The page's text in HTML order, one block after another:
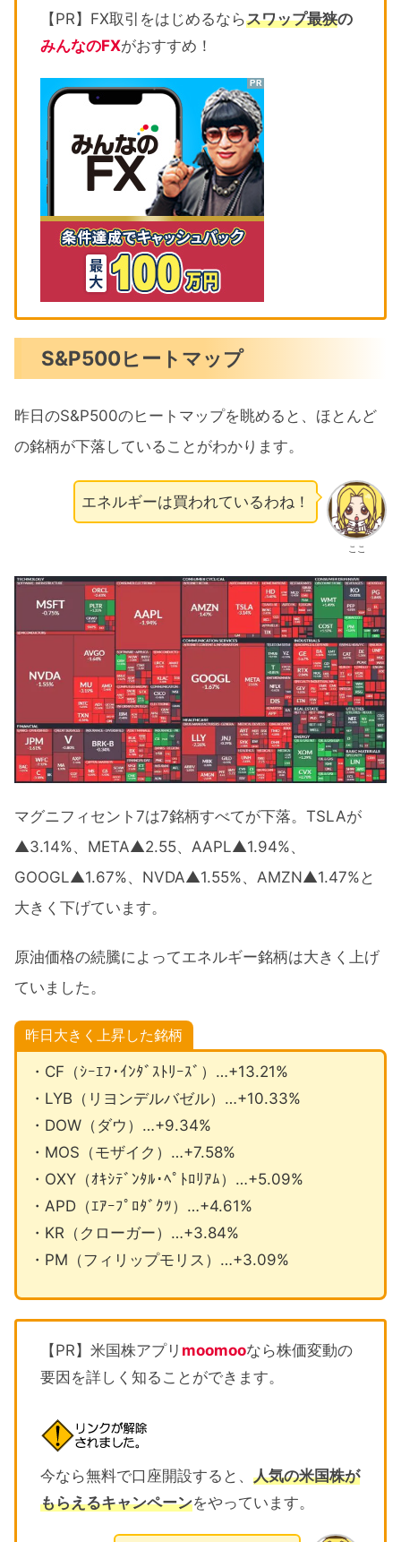
【PR】FX取引をはじめるならスワップ最狭の
みんなのFXがおすすめ！
S&P500ヒートマップ
昨日のS&P500のヒートマップを眺めると、ほとんど
の銘柄が下落していることがわかります。
ここ
エネルギーは買われているわね！
マグニフィセント7は7銘柄すべてが下落。TSLAが
▲3.14%、META▲2.55、AAPL▲1.94%、
GOOGL▲1.67%、NVDA▲1.55%、AMZN▲1.47%と
大きく下げています。
原油価格の続騰によってエネルギー銘柄は大きく上げ
ていました。
昨日大きく上昇した銘柄
・CF（ｼｰｴﾌ･ｲﾝﾀﾞｽﾄﾘｰｽﾞ）…+13.21%
・LYB（リヨンデルバゼル）…+10.33%
・DOW（ダウ）…+9.34%
・MOS（モザイク）…+7.58%
・OXY（ｵｷｼﾃﾞﾝﾀﾙ･ﾍﾟﾄﾛﾘｱﾑ）…+5.09%
・APD（ｴｱｰﾌﾟﾛﾀﾞｸﾂ）…+4.61%
・KR（クローガー）…+3.84%
・PM（フィリップモリス）…+3.09%
【PR】米国株アプリ moomooなら株価変動の
要因を詳しく知ることができます。
今なら無料で口座開設すると、 人気の米国株が
もらえるキャンペーンをやっています。